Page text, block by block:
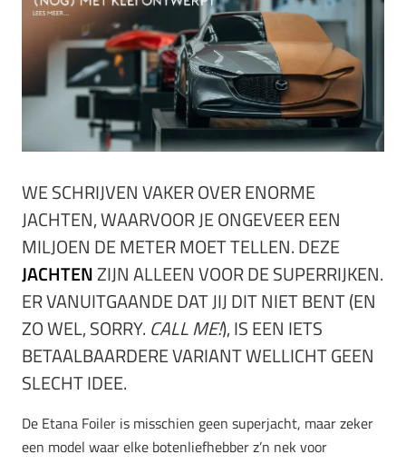
WE SCHRIJVEN VAKER OVER ENORME
JACHTEN, WAARVOOR JE ONGEVEER EEN
MILJOEN DE METER MOET TELLEN. DEZE
JACHTENZIJN ALLEEN VOOR DE SUPERRIJKEN.
ER VANUITGAANDE DAT JIJ DIT NIET BENT (EN
ZO WEL, SORRY. CALL ME!), IS EEN IETS
BETAALBAARDERE VARIANT WELLICHT GEEN
SLECHT IDEE.
De Etana Foiler is misschien geen superjacht, maar zeker
een model waar elke botenliefhebber z’n nek voor